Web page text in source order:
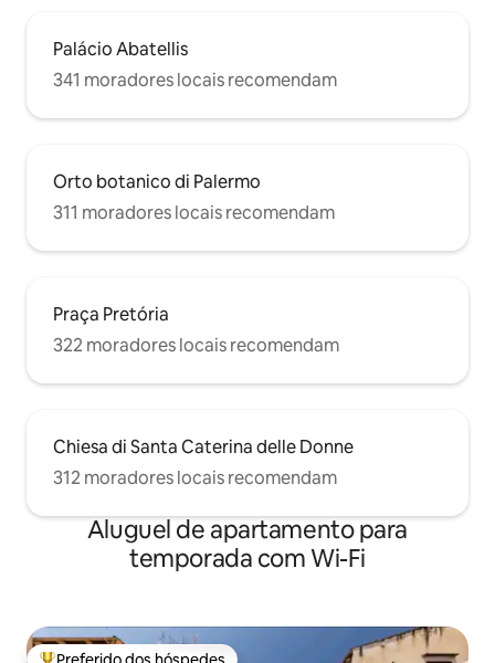
Palácio Abatellis
341 moradores locais recomendam
Orto botanico di Palermo
311 moradores locais recomendam
Praça Pretória
322 moradores locais recomendam
Chiesa di Santa Caterina delle Donne
312 moradores locais recomendam
Aluguel de apartamento para
temporada com Wi-Fi